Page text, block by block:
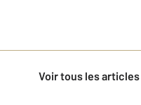
Voir tous les articles